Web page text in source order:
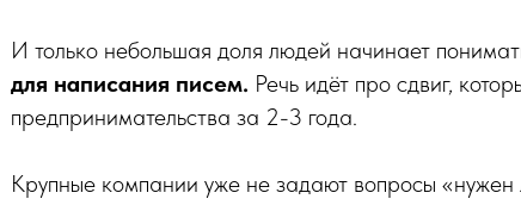
И только небольшая доля людей начинает
для написания писем. Речь идёт про сдвиг,
предпринимательства за 2-3 года.
Крупные компании уже не задают вопросы